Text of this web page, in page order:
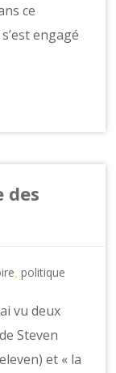
ce
engagé
des
,politique
vu deux
Steven
et « la